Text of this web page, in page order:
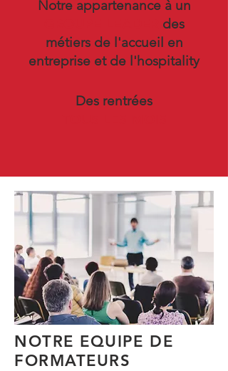
Notre appartenance à un
des
métiers de l'accueil en
entreprise et de l'hospitality
Des rentrées
NOTRE EQUIPE DE
FORMATEURS